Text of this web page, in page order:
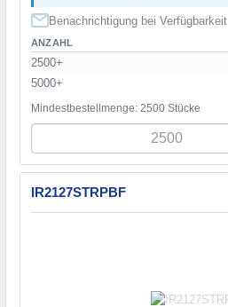
Benachrichtigung bei Verfügbarkeit
ANZAHL
2500+
5000+
Mindestbestellmenge: 2500 Stücke
IR2127STRPBF